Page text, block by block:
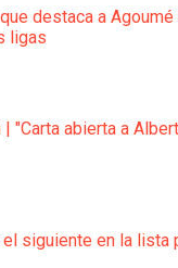
destaca a
ligas
| "Carta abierta a
siguiente en la lista